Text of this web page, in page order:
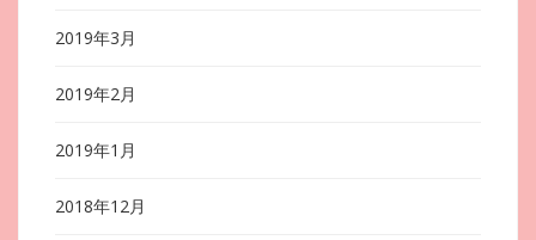
2019年3月
2019年2月
2019年1月
2018年12月